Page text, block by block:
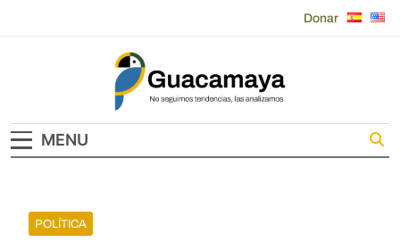
Donar
Guacamaya
MENU
POLÍTICA